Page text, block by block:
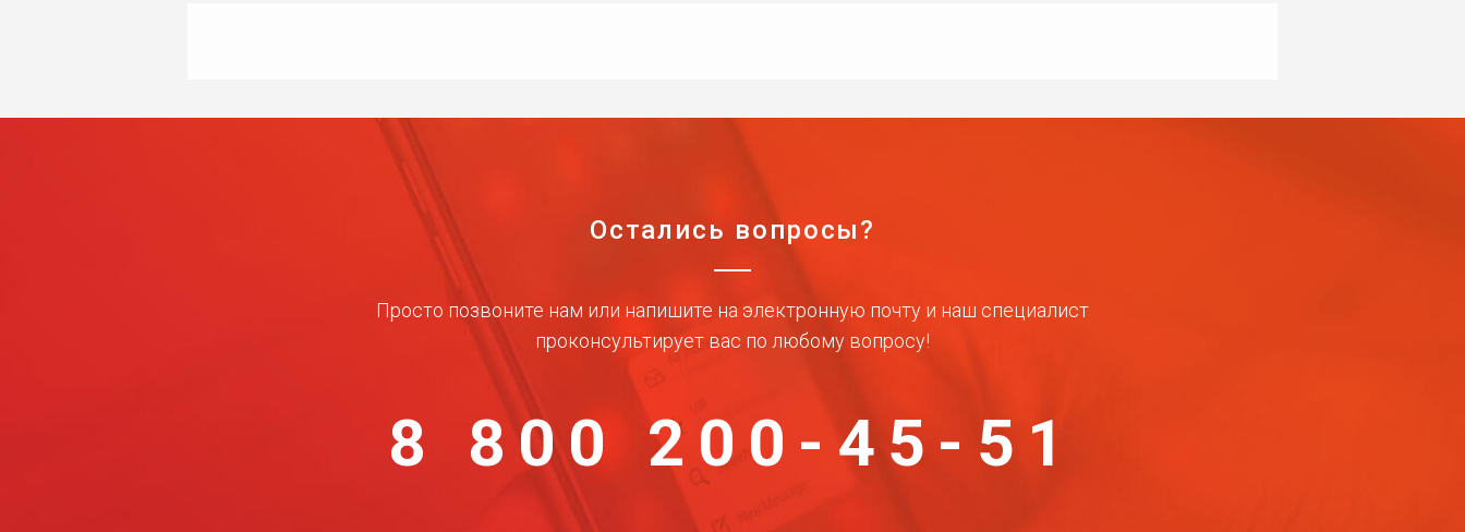
Остались вопросы?
Просто позвоните нам или напишите на электронную почту и наш специалист
проконсультирует вас по любому вопросу!
8 800 200-45-51